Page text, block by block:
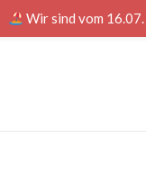
Wir sind vom